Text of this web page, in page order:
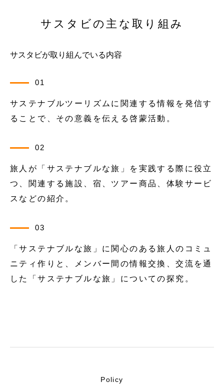
サスタビの主な取り組み
サスタビが取り組んでいる内容
01
サステナブルツーリズムに関連する情報を発信す
ることで、その意義を伝える啓蒙活動。
02
旅人が「サステナブルな旅」を実践する際に役立
つ、関連する施設、宿、ツアー商品、体験サービ
スなどの紹介。
03
「サステナブルな旅」に関心のある旅人のコミュ
ニティ作りと、メンバー間の情報交換、交流を通
した「サステナブルな旅」についての探究。
Policy